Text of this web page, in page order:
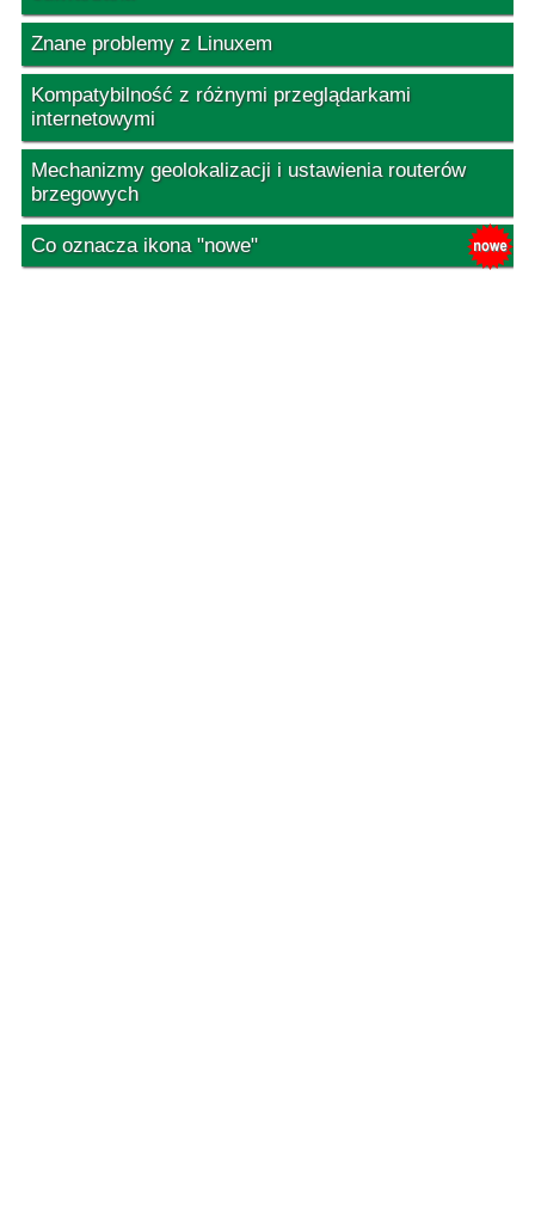
Znane problemy z Linuxem
Kompatybilność z różnymi przeglądarkami
internetowymi
Mechanizmy geolokalizacji i ustawienia routerów
brzegowych
Co oznacza ikona "nowe"